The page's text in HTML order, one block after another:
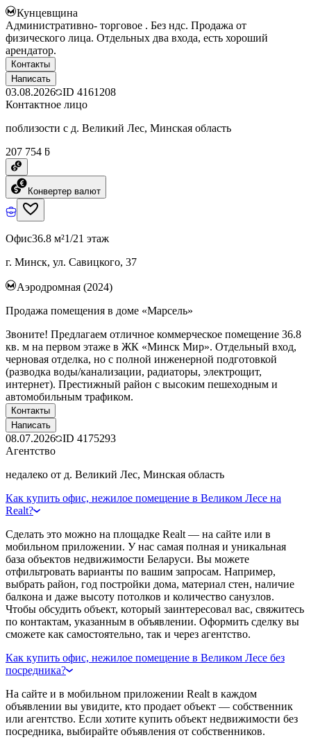
Кунцевщина
Административно- торговое . Без ндс. Продажа от
физического лица. Отдельных два входа, есть хороший
арендатор.
Контакты
Написать
03.08.2026 ID 4161208
Контактное лицо
поблизости с д. Великий Лес, Минская область
207 754 ƃ
Конвертер валют
Офис36.8 м²1/21 этаж
г. Минск, ул. Савицкого, 37
Аэродромная (2024)
Продажа помещения в доме «Марсель»
Звоните! Предлагаем отличное коммерческое помещение 36.8
кв. м на первом этаже в ЖК «Минск Мир». Отдельный вход,
черновая отделка, но с полной инженерной подготовкой
(разводка воды/канализации, радиаторы, электрощит,
интернет). Престижный район с высоким пешеходным и
автомобильным трафиком.
Контакты
Написать
08.07.2026 ID 4175293
Агентство
недалеко от д. Великий Лес, Минская область
Как купить офис, нежилое помещение в Великом Лесе на
Realt?
Сделать это можно на площадке Realt — на сайте или в
мобильном приложении. У нас самая полная и уникальная
база объектов недвижимости Беларуси. Вы можете
отфильтровать варианты по вашим запросам. Например,
выбрать район, год постройки дома, материал стен, наличие
балкона и даже высоту потолков и количество санузлов.
Чтобы обсудить объект, который заинтересовал вас, свяжитесь
по контактам, указанным в объявлении. Оформить сделку вы
сможете как самостоятельно, так и через агентство.
Как купить офис, нежилое помещение в Великом Лесе без
посредника?
На сайте и в мобильном приложении Realt в каждом
объявлении вы увидите, кто продает объект — собственник
или агентство. Если хотите купить объект недвижимости без
посредника, выбирайте объявления от собственников.